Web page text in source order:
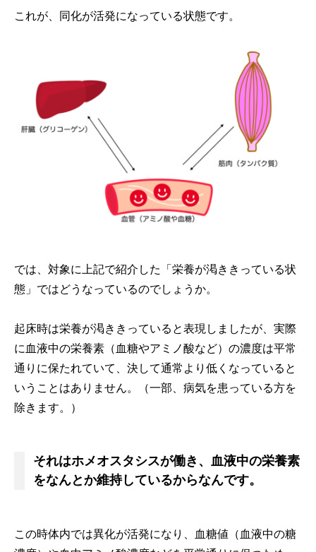
これが、同化が活発になっている状態です。
では、対象に上記で紹介した「栄養が渇ききっている状
態」ではどうなっているのでしょうか。
起床時は栄養が渇ききっていると表現しましたが、実際
に血液中の栄養素（血糖やアミノ酸など）の濃度は平常
通りに保たれていて、決して通常より低くなっていると
いうことはありません。（一部、病気を患っている方を
除きます。）
それはホメオスタシスが働き、血液中の栄養素
をなんとか維持しているからなんです。
この時体内では異化が活発になり、血糖値（血液中の糖